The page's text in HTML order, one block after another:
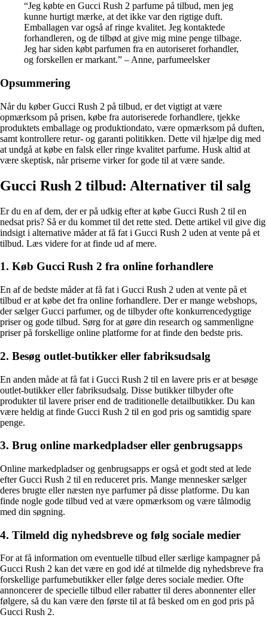
“Jeg købte en Gucci Rush 2 parfume på tilbud, men jeg
kunne hurtigt mærke, at det ikke var den rigtige duft.
Emballagen var også af ringe kvalitet. Jeg kontaktede
forhandleren, og de tilbød at give mig mine penge tilbage.
Jeg har siden købt parfumen fra en autoriseret forhandler,
og forskellen er markant.” – Anne, parfumeelsker
Opsummering
Når du køber Gucci Rush 2 på tilbud, er det vigtigt at være
opmærksom på prisen, købe fra autoriserede forhandlere, tjekke
produktets emballage og produktiondato, være opmærksom på duften,
samt kontrollere retur- og garanti politikken. Dette vil hjælpe dig med
at undgå at købe en falsk eller ringe kvalitet parfume. Husk altid at
være skeptisk, når priserne virker for gode til at være sande.
Gucci Rush 2 tilbud: Alternativer til salg
Er du en af dem, der er på udkig efter at købe Gucci Rush 2 til en
nedsat pris? Så er du kommet til det rette sted. Dette artikel vil give dig
indsigt i alternative måder at få fat i Gucci Rush 2 uden at vente på et
tilbud. Læs videre for at finde ud af mere.
1. Køb Gucci Rush 2 fra online forhandlere
En af de bedste måder at få fat i Gucci Rush 2 uden at vente på et
tilbud er at købe det fra online forhandlere. Der er mange webshops,
der sælger Gucci parfumer, og de tilbyder ofte konkurrencedygtige
priser og gode tilbud. Sørg for at gøre din research og sammenligne
priser på forskellige online platforme for at finde den bedste pris.
2. Besøg outlet-butikker eller fabriksudsalg
En anden måde at få fat i Gucci Rush 2 til en lavere pris er at besøge
outlet-butikker eller fabriksudsalg. Disse butikker tilbyder ofte
produkter til lavere priser end de traditionelle detailbutikker. Du kan
være heldig at finde Gucci Rush 2 til en god pris og samtidig spare
penge.
3. Brug online markedpladser eller genbrugsapps
Online markedpladser og genbrugsapps er også et godt sted at lede
efter Gucci Rush 2 til en reduceret pris. Mange mennesker sælger
deres brugte eller næsten nye parfumer på disse platforme. Du kan
finde nogle gode tilbud ved at være opmærksom og være tålmodig
med din søgning.
4. Tilmeld dig nyhedsbreve og følg sociale medier
For at få information om eventuelle tilbud eller særlige kampagner på
Gucci Rush 2 kan det være en god idé at tilmelde dig nyhedsbreve fra
forskellige parfumebutikker eller følge deres sociale medier. Ofte
annoncerer de specielle tilbud eller rabatter til deres abonnenter eller
følgere, så du kan være den første til at få besked om en god pris på
Gucci Rush 2.